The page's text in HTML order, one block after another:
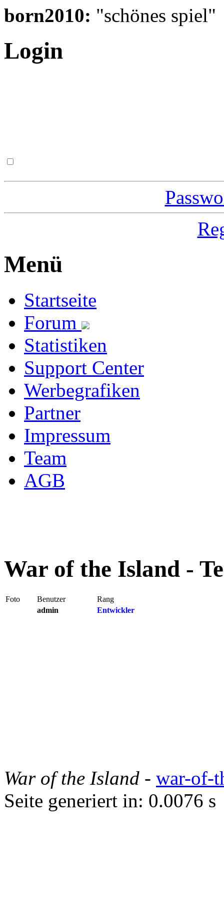
born2010: "schönes spiel"
Login
Menü
Startseite
Forum
Statistiken
Support Center
Werbegrafiken
Partner
Impressum
Team
AGB
War of the Island -
Foto Benutzer
Rang
admin
Entwickler
War of the Island - war-of-
Seite generiert in: 0.0076 s